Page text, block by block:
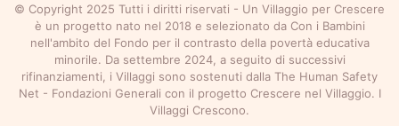
© Copyright 2025 Tutti i diritti riservati - Un Villaggio per Crescere
è un progetto nato nel 2018 e selezionato da Con i Bambini
nell'ambito del Fondo per il contrasto della povertà educativa
minorile. Da settembre 2024, a seguito di successivi
rifinanziamenti, i Villaggi sono sostenuti dalla The Human Safety
Net - Fondazioni Generali con il progetto Crescere nel Villaggio. I
Villaggi Crescono.